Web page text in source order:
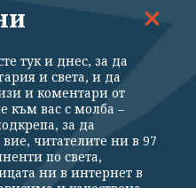
КАЛЕЙДОСКОП
за поверителност
Контакти
За Клуб Z
тук и днес, за да
и света, и да
и коментари от
към вас с молба –
за да
читателите ни в 97
по света,
ни в интернет в